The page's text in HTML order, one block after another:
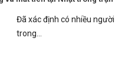
Đã xác định có nhiều
trong...